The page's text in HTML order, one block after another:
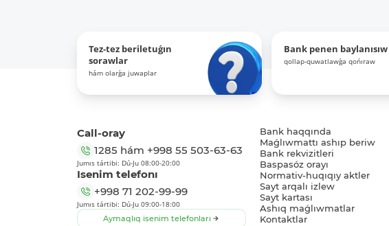
Tez-tez beriletuǵın
sorawlar
hám olarǵa juwaplar
Bank penen baylanısıw
qollap-quwatlawǵa qońıraw
Call-oray
1285 hám +998 55 503-63-63
Jumıs tártibi: Dú-Ju 08:00-20:00
Isenim telefonı
+998 71 202-99-99
Jumıs tártibi: Dú-Ju 09:00-18:00
Aymaqlıq isenim telefonları
Bank haqqında
Maǵlıwmattı ashıp beriw
Bank rekvizitleri
Baspasóz orayı
Normativ-huqıqıy aktler
Sayt arqalı izlew
Sayt kartası
Ashıq maǵlıwmatlar
Kontaktlar